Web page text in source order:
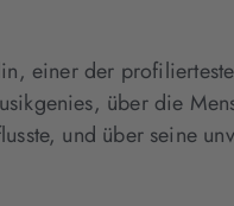
einer der
über die
und über seine